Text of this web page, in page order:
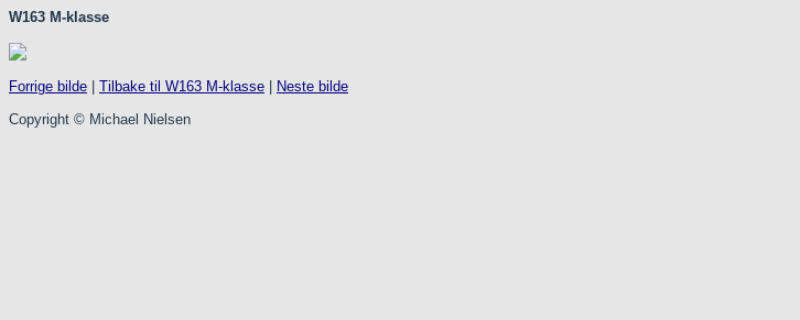
W163 M-klasse
Forrige bilde Tilbake til W163 M-klasse
Neste bilde
Copyright © Michael Nielsen